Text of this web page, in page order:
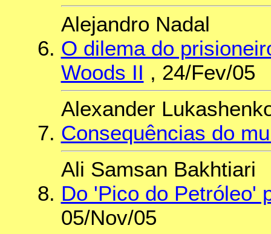
Alejandro Nadal
O dilema do
Woods II , 24/Fev/05
Alexander
Consequências do
Ali Samsan Bakhtiari
Do 'Pico do Petróleo'
05/Nov/05